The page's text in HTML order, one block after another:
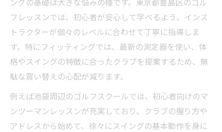
フレッスンでは、初心者が安心して学べるよう、インス
トラクターが個々のレベルに合わせて丁寧に指導しま
す。特にフィッティングでは、最新の測定器を使い、体
格やスイングの特徴に合ったクラブを提案するため、無
駄な買い替えの心配が減ります。
例えば池袋周辺のゴルフスクールでは、初心者向けのマ
ンツーマンレッスンが充実しており、クラブの握り方や
アドレスから始めて、徐々にスイングの基本動作を身に